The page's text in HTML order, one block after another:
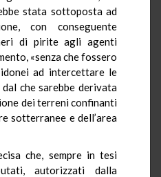
stata sottoposta ad
con conseguente
di pirite agli agenti
«senza che fossero
ad intercettare le
che sarebbe derivata
dei terreni confinanti
sotterranee e dell’area
che, sempre in tesi
autorizzati dalla